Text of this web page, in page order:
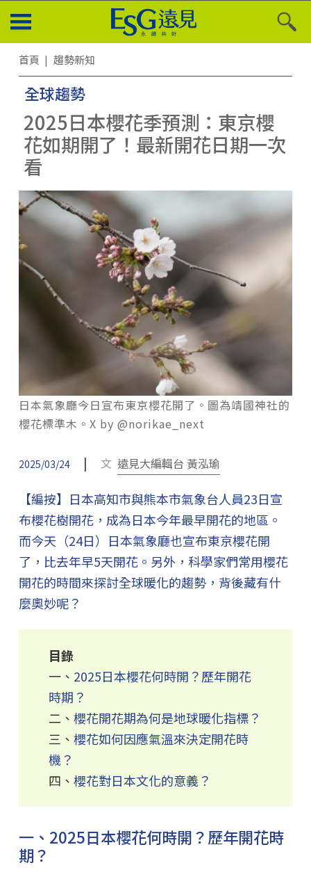
首頁 趨勢新知
全球趨勢
2025日本櫻花季預測：東京櫻
花如期開了！最新開花日期一次
看
日本氣象廳今日宣布東京櫻花開了。圖為靖國神社的
櫻花標準木。X by @norikae_next
2025/03/24 | 文 遠見大編輯台 黃泓瑜
【編按】日本高知市與熊本市氣象台人員23日宣
布櫻花樹開花，成為日本今年最早開花的地區。
而今天（24日）日本氣象廳也宣布東京櫻花開
了，比去年早5天開花。另外，科學家們常用櫻花
開花的時間來探討全球暖化的趨勢，背後藏有什
麼奧妙呢？
目錄
一、 2025日本櫻花何時開？歷年開花
時期？
二、 櫻花開花期為何是地球暖化指標？
三、 櫻花如何因應氣溫來決定開花時
機？
四、 櫻花對日本文化的意義？
一、2025日本櫻花何時開？歷年開花時
期？